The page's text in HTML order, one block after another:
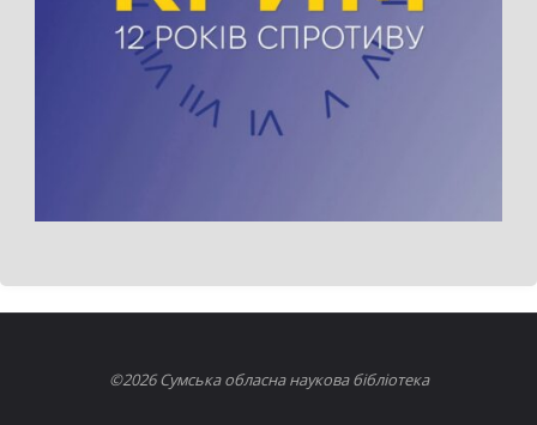
©2026 Сумська обласна наукова бібліотека